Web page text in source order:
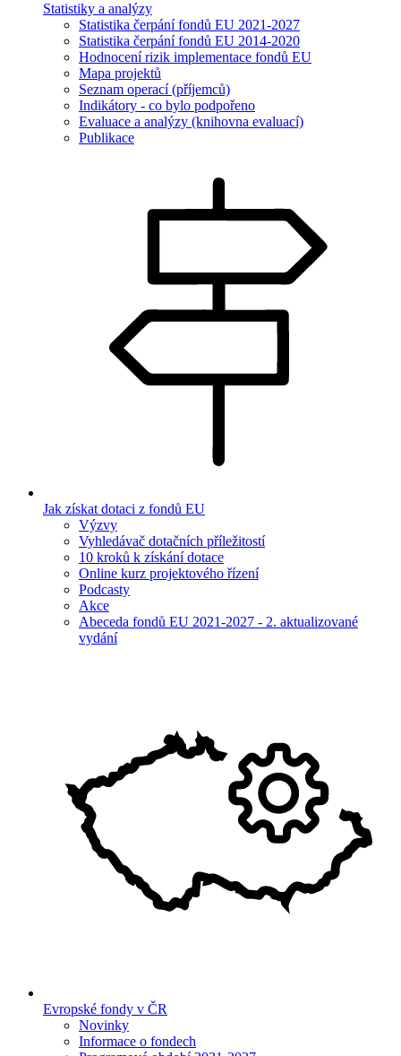
Statistiky a analýzy
Statistika čerpání fondů EU 2021-2027
Statistika čerpání fondů EU 2014-2020
Hodnocení rizik implementace fondů EU
Mapa projektů
Seznam operací (příjemců)
Indikátory - co bylo podpořeno
Evaluace a analýzy (knihovna evaluací)
Publikace
Jak získat dotaci z fondů EU
Výzvy
Vyhledávač dotačních příležitostí
10 kroků k získání dotace
Online kurz projektového řízení
Podcasty
Akce
Abeceda fondů EU 2021-2027 - 2. aktualizované
vydání
Evropské fondy v ČR
Novinky
Informace o fondech